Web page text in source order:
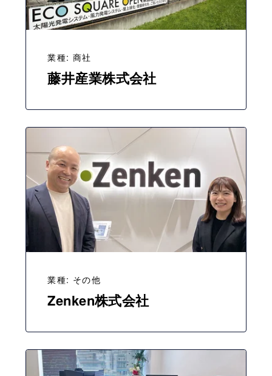
業種: 商社
藤井産業株式会社
業種: その他
Zenken株式会社